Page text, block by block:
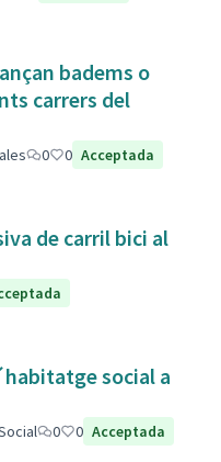
badems o
carrers del
0 0 Acceptada
de carril bici al
0 0 Acceptada